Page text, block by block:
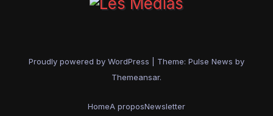
Proudly powered by WordPress Theme: Pulse News by
Themeansar.
HomeA proposNewsletter